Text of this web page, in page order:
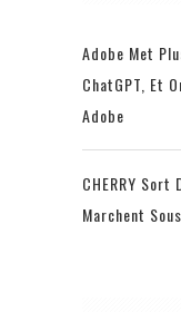
Adobe Met
ChatGPT, Et
Adobe
CHERRY
Marchent